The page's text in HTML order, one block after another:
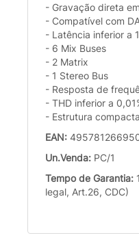
- Gravação direta
- Compatível com
- Latência inferior a
- 6 Mix Buses
- 2 Matrix
- 1 Stereo Bus
- Resposta de
- THD inferior a
- Estrutura
EAN:
Un.Venda: PC/1
Tempo de Garantia:
legal, Art.26, CDC)